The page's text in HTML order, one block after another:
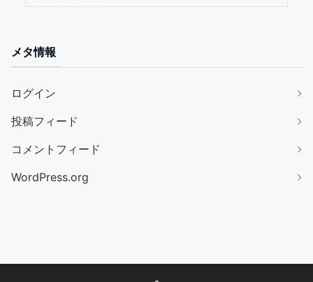
メタ情報
ログイン
投稿フィード
コメントフィード
WordPress.org